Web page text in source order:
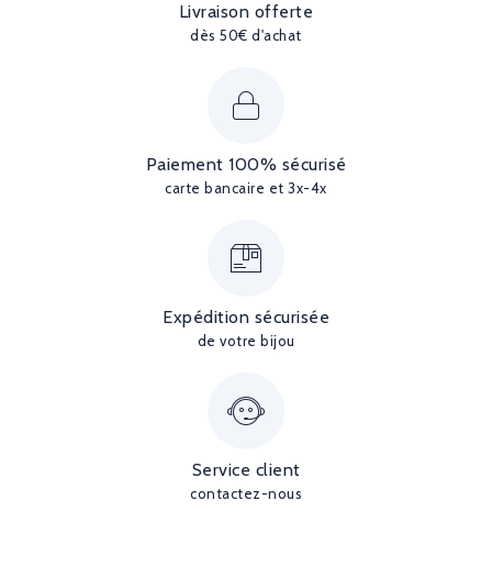
Livraison offerte
dès 50€ d'achat
Paiement 100% sécurisé
carte bancaire et 3x-4x
Expédition sécurisée
de votre bijou
Service client
contactez-nous